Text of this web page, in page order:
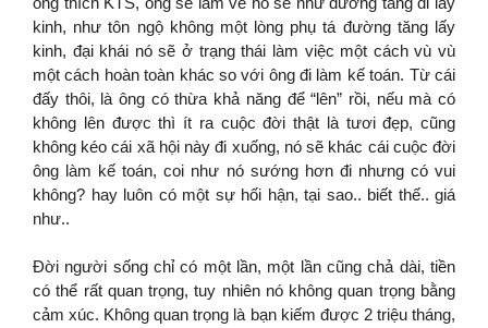
kinh, như tôn ngộ không một lòng phụ tá đường tăng lấy
kinh, đại khái nó sẽ ở trạng thái làm việc một cách vù vù
một cách hoàn toàn khác so với ông đi làm kế toán. Từ cái
đấy thôi, là ông có thừa khả năng để “lên” rồi, nếu mà có
không lên được thì ít ra cuộc đời thật là tươi đẹp, cũng
không kéo cái xã hội này đi xuống, nó sẽ khác cái cuộc đời
ông làm kế toán, coi như nó sướng hơn đi nhưng có vui
không? hay luôn có một sự hối hận, tại sao.. biết thế.. giá
như..
Đời người sống chỉ có một lần, một lần cũng chả dài, tiền
có thể rất quan trọng, tuy nhiên nó không quan trọng bằng
cảm xúc. Không quan trọng là bạn kiếm được 2 triệu tháng,